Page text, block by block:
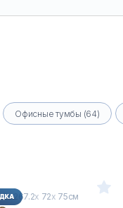
Офисные тумбы (64)
В : 267.2х 72х 75см